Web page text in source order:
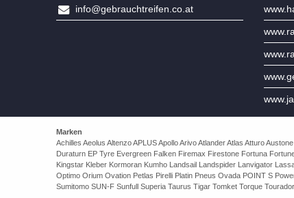
info@gebrauchtreifen.co.at
Marken
Achilles Aeolus Altenzo APLUS Apollo Arivo Atlander Atlas Atturo
Duraturn EP Tyre Evergreen Falken Firemax Firestone Fortuna
Kingstar Kleber Kormoran Kumho Landsail Landspider Lanvigator
Optimo Orium Ovation Petlas Pirelli Platin Pneus Ovada POINT S
Sumitomo SUN-F Sunfull Superia Taurus Tigar Tomket Torque